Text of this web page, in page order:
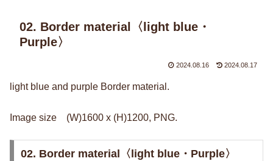
02. Border material〈light blue・
Purple〉
2024.08.16 2024.08.17
light blue and purple Border material.
Image size (W)1600 x (H)1200, PNG.
02. Border material〈light blue・Purple〉